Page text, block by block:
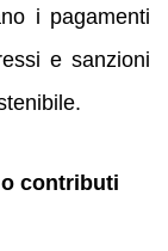
i pagamenti
e sanzioni
contributi